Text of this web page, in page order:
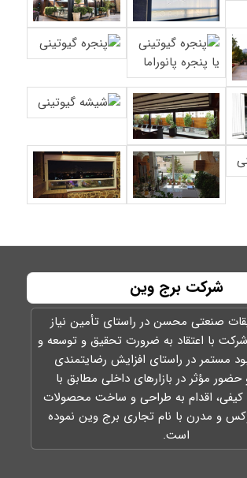
شرکت برج وین
صنعتی محسن در راستای تأمين نياز
با اعتقاد به ضرورت تحقيق و توسعه و
مستمر در راستای افزايش رضايتمندی
مؤثر در بازارهای داخلی مطابق با
کیفی، اقدام به طراحی و ساخت محصولات
و مدرن با نام تجاری برج وین نموده
است.